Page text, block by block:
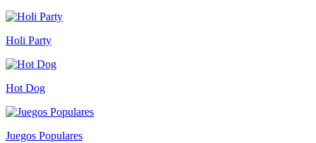
Holi Party
Hot Dog
Juegos Populares